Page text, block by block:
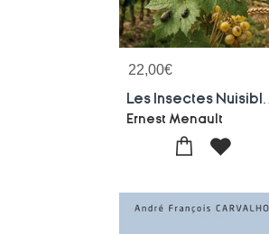
22,00€
Ernest Menault